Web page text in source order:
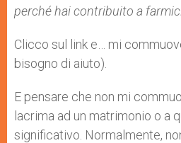
perché hai contribuito a
Clicco sul link e… mi
bisogno di aiuto).
E pensare che non mi
lacrima ad un matrimonio o a
significativo. Normalmente,